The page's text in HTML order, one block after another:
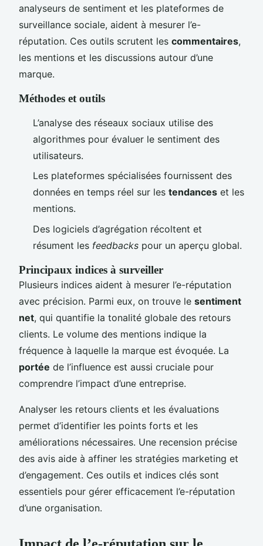
analyseurs de sentiment et les plateformes de
surveillance sociale, aident à mesurer l’e-
réputation. Ces outils scrutent les commentaires,
les mentions et les discussions autour d’une
marque.
Méthodes et outils
L’analyse des réseaux sociaux utilise des
algorithmes pour évaluer le sentiment des
utilisateurs.
Les plateformes spécialisées fournissent des
données en temps réel sur les tendances et les
mentions.
Des logiciels d’agrégation récoltent et
résument les feedbacks pour un aperçu global.
Principaux indices à surveiller
Plusieurs indices aident à mesurer l’e-réputation
avec précision. Parmi eux, on trouve le sentiment
net, qui quantifie la tonalité globale des retours
clients. Le volume des mentions indique la
fréquence à laquelle la marque est évoquée. La
portée de l’influence est aussi cruciale pour
comprendre l’impact d’une entreprise.
Analyser les retours clients et les évaluations
permet d’identifier les points forts et les
améliorations nécessaires. Une recension précise
des avis aide à affiner les stratégies marketing et
d’engagement. Ces outils et indices clés sont
essentiels pour gérer efficacement l’e-réputation
d’une organisation.